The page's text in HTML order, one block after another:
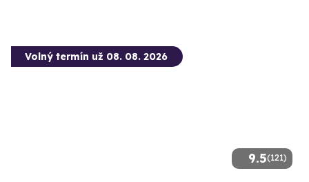
9.5(121)
Volný termín už 08. 08. 2026